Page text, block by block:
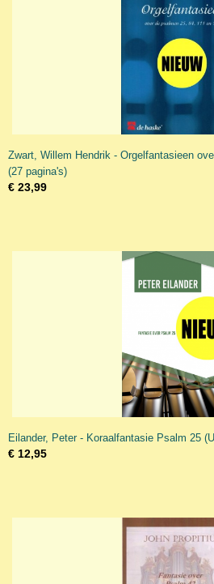
Zwart, Willem Hendrik - Orgelfantasieen
(27 pagina's)
€ 23,99
Eilander, Peter - Koraalfantasie Psalm 25
€ 12,95